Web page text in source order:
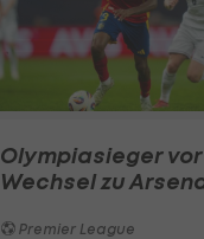
Olympiasieger vor
Wechsel zu
Premier League